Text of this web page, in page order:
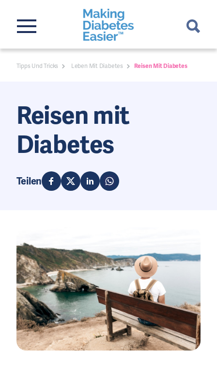
Tipps Und Tricks Leben Mit Diabetes Reisen Mit Diabetes
Reisen mit
Diabetes
Teilen